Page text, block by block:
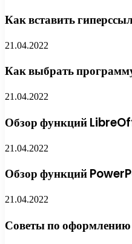
Как вставить
21.04.2022
Как выбрать
21.04.2022
Обзор функций
21.04.2022
Обзор функций
21.04.2022
Советы по